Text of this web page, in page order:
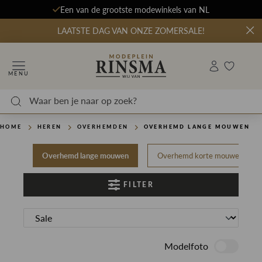
Een van de grootste modewinkels van NL
LAATSTE DAG VAN ONZE ZOMERSALE!
MENU
HOME HEREN OVERHEMDEN OVERHEMD LANGE MOUWEN
Overhemd lange mouwen Overhemd korte mouwen
FILTER
Modelfoto